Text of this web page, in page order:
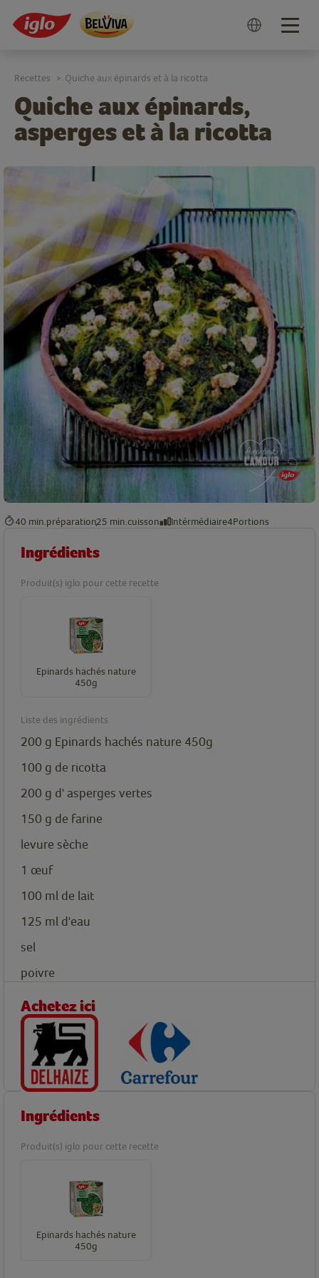
Quiche aux épinards,
asperges et à la ricotta
Recettes > Quiche aux épinards et à la ricotta
40 min. préparation25 min. cuisson Intérmédiaire4Portions
Ingrédients
Produit(s) iglo pour cette recette
Epinards hachés nature
450g
Liste des ingrédients
200 g Epinards hachés nature 450g
100 g de ricotta
200 g d' asperges vertes
150 g de farine
levure sèche
1 œuf
100 ml de lait
125 ml d'eau
sel
poivre
Achetez ici
Ingrédients
Produit(s) iglo pour cette recette
Epinards hachés nature
450g